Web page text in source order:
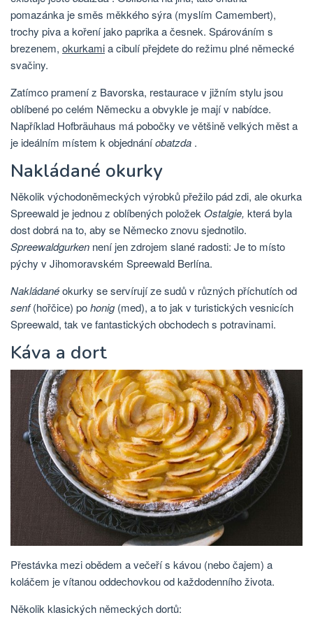
pomazánka je směs měkkého sýra (myslím Camembert),
trochy piva a koření jako paprika a česnek. Spárováním s
brezenem, okurkamia cibulí přejdete do režimu plné německé
svačiny.
Zatímco pramení z Bavorska, restaurace v jižním stylu jsou
oblíbené po celém Německu a obvykle je mají v nabídce.
Například Hofbräuhaus má pobočky ve většině velkých měst a
je ideálním místem k objednáníobatzda .
Nakládané okurky
Několik východoněmeckých výrobků přežilo pád zdi, ale okurka
Spreewald je jednou z oblíbených položek Ostalgie, která byla
dost dobrá na to, aby se Německo znovu sjednotilo.
Spreewaldgurken není jen zdrojem slané radosti: Je to místo
pýchy v Jihomoravském Spreewald Berlína.
Nakládanéokurky se servírují ze sudů v různých příchutích od
senf(hořčice) pohonig(med), a to jak v turistických vesnicích
Spreewald, tak ve fantastických obchodech s potravinami.
Káva a dort
Přestávka mezi obědem a večeří s kávou (nebo čajem) a
koláčem je vítanou oddechovkou od každodenního života.
Několik klasických německých dortů: